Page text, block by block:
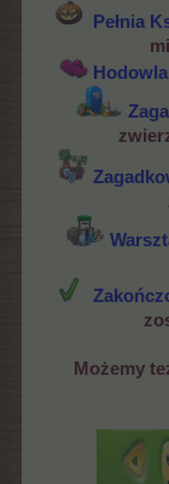
Pełnia
Hodowla
Możemy